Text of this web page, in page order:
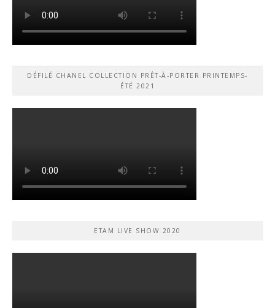
DÉFILÉ CHANEL COLLECTION PRÊT-À-PORTER PRINTEMPS-
ÉTÉ 2021
ETAM LIVE SHOW 2020